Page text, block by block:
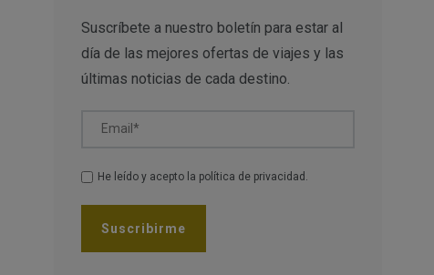
Suscríbete a nuestro boletín para estar al
día de las mejores ofertas de viajes y las
últimas noticias de cada destino.
Email*
He leído y acepto la política de privacidad .